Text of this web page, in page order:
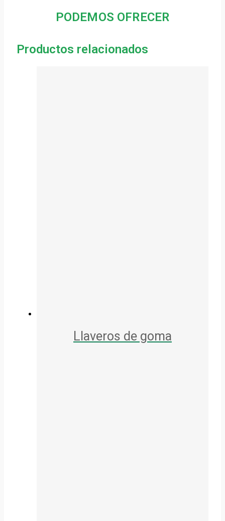
PODEMOS OFRECER
Productos relacionados
Llaveros de goma